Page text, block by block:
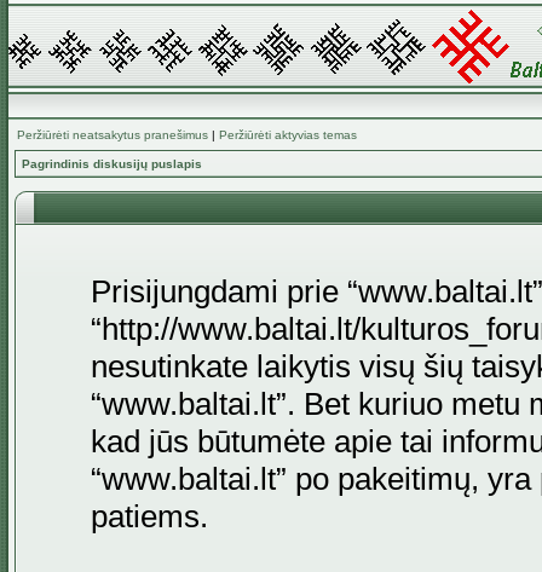
Peržiūrėti neatsakytus pranešimus | Peržiūrėti aktyvias temas
Pagrindinis diskusijų puslapis
Prisijungdami prie
“http://www.baltai.lt/
nesutinkate laikytis visų šių
“www.baltai.lt”. Bet kuriuo
kad jūs būtumėte apie tai
“www.baltai.lt” po pakeitimų,
patiems.